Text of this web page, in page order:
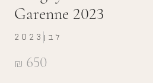
Garenne 2023
₪ 650
2023 לבן